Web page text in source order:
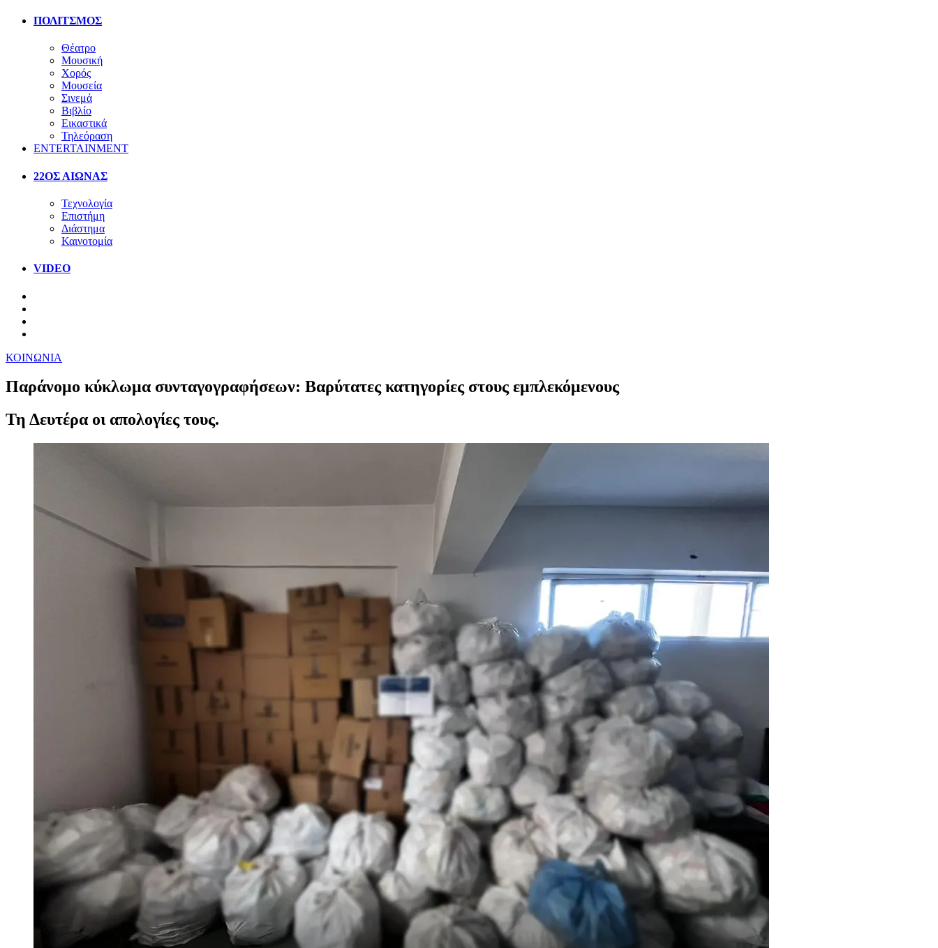
ΠΟΛΙΤΣΜΟΣ
Θέατρο
Μουσική
Χορός
Μουσεία
Σινεμά
Βιβλίο
Εικαστικά
Τηλεόραση
ENTERTAINMENT
22ΟΣ ΑΙΩΝΑΣ
Τεχνολογία
Επιστήμη
Διάστημα
Καινοτομία
VIDEO
ΚΟΙΝΩΝΙΑ
Παράνομο κύκλωμα συνταγογραφήσεων: Βαρύτατες κατηγορίες στους εμπλεκόμενους
Τη Δευτέρα οι απολογίες τους.